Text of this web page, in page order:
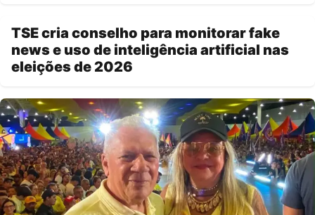
TSE cria conselho para monitorar fake
news e uso de inteligência artificial nas
eleições de 2026